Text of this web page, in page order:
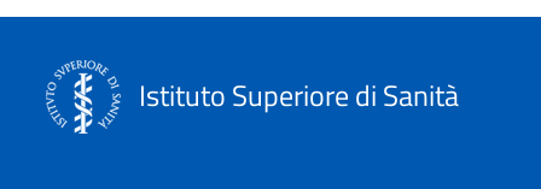
Istituto Superiore di Sanità